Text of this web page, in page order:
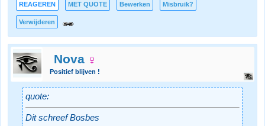
REAGEREN MET QUOTE Bewerken Misbruik?
Verwijderen
Nova
Positief blijven !
quote:
Dit schreef Bosbes